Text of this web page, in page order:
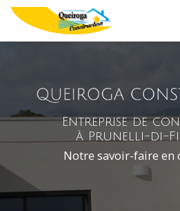
Aller
principal
Entreprise de
à Prunelli-di-
Notre savoir-faire en